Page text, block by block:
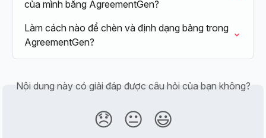
của mình bằng AgreementGen?
Làm cách nào để chèn và định dạng bảng trong
AgreementGen?
Nội dung này có giải đáp được câu hỏi của bạn không?
😞 😐 😃